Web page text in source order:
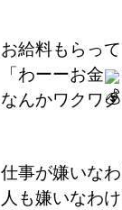
お給料もらって
「わーーお金
なんかワクワク
仕事が嫌いな
人も嫌いなわ